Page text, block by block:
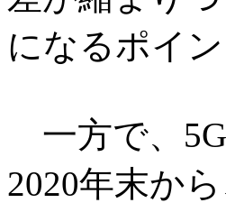
になるポイ
一方で、
2020年末か